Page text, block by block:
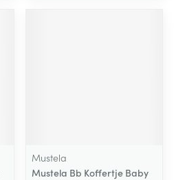
Mustela
Mustela Bb Koffertje Baby